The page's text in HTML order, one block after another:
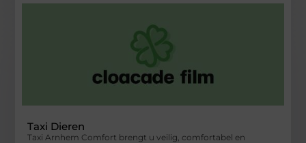
Taxi Dieren
Taxi Arnhem Comfort brengt u veilig, comfortabel en